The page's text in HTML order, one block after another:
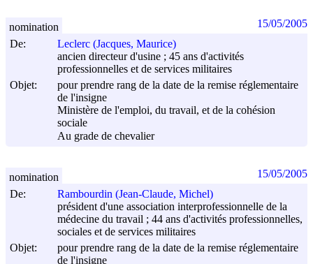
De:
Leclerc (Jacques, Maurice)
ancien directeur d'usine ; 45 ans d'activités
professionnelles et de services militaires
Objet:
pour prendre rang de la date de la remise réglementaire
de l'insigne
Ministère de l'emploi, du travail, et de la cohésion
sociale
Au grade de chevalier
nomination 15/05/2005
De:
Rambourdin (Jean-Claude, Michel)
président d'une association interprofessionnelle de la
médecine du travail ; 44 ans d'activités professionnelles,
sociales et de services militaires
Objet:
pour prendre rang de la date de la remise réglementaire
de l'insigne
nomination 15/05/2005